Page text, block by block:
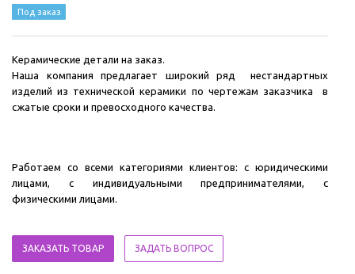
Под заказ
Керамические детали на заказ.
Наша компания предлагает широкий ряд нестандартных
изделий из технической керамики по чертежам заказчика в
сжатые сроки и превосходного качества.
Работаем со всеми категориями клиентов: с юридическими
лицами, с индивидуальными предпринимателями, с
физическими лицами.
ЗАКАЗАТЬ ТОВАР ЗАДАТЬ ВОПРОС